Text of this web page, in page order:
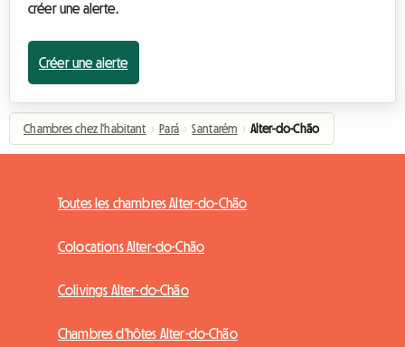
créer une alerte.
Créer une alerte
Chambres chez l'habitant › Pará › Santarém › Alter-do-Chão
Toutes les chambres Alter-do-Chão
Colocations Alter-do-Chão
Colivings Alter-do-Chão
Chambres d'hôtes Alter-do-Chão